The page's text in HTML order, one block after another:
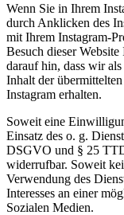
Wenn Sie in Ihrem
durch Anklicken des
mit Ihrem Instagram-
Besuch dieser
darauf hin, dass wir
Inhalt der
Instagram erhalten.
Soweit eine
Einsatz des o. g.
DSGVO und § 25
widerrufbar. Soweit
Verwendung des
Interesses an einer
Sozialen Medien.